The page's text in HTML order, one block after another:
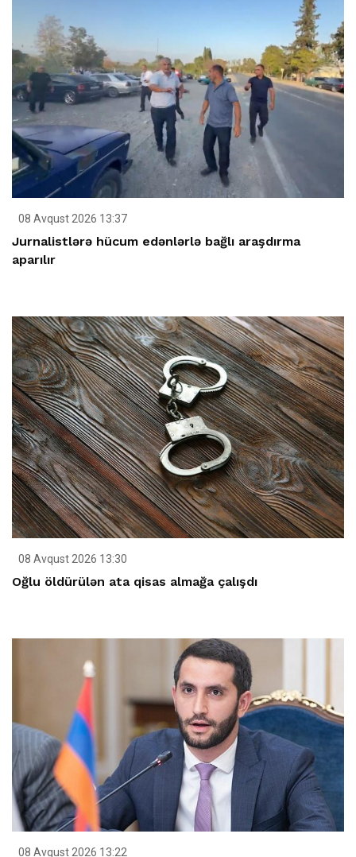
08 Avqust 2026 13:37
Jurnalistlərə hücum edənlərlə bağlı araşdırma
aparılır
08 Avqust 2026 13:30
Oğlu öldürülən ata qisas almağa çalışdı
08 Avqust 2026 13:22